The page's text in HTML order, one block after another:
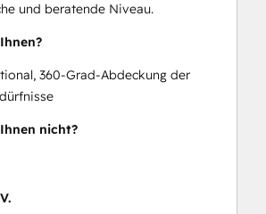
und beratende Niveau.
360-Grad-Abdeckung der
nicht?